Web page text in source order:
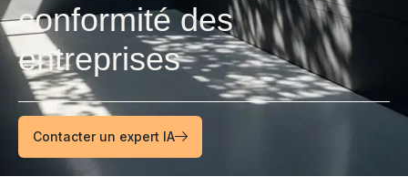
conformité des
entreprises
Contacter un expert IA